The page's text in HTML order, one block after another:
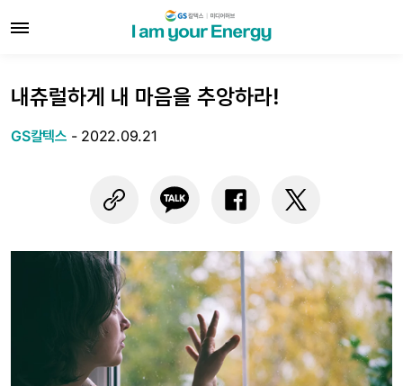
내츄럴하게 내 마음을 추앙하라!
GS칼텍스 - 2022.09.21